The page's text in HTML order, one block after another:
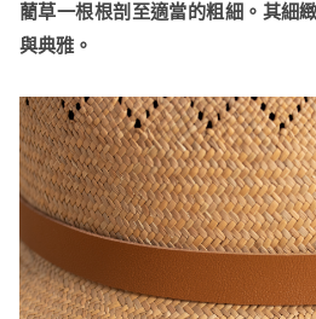
藺草一根根剖至適當的粗細。其細
與典雅。